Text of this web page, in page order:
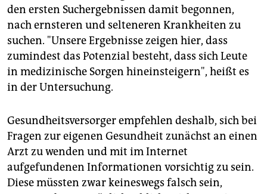
den ersten Suchergebnissen damit begonnen,
nach ernsteren und selteneren Krankheiten zu
suchen. "Unsere Ergebnisse zeigen hier, dass
zumindest das Potenzial besteht, dass sich Leute
in medizinische Sorgen hineinsteigern", heißt es
in der Untersuchung.
Gesundheitsversorger empfehlen deshalb, sich bei
Fragen zur eigenen Gesundheit zunächst an einen
Arzt zu wenden und mit im Internet
aufgefundenen Informationen vorsichtig zu sein.
Diese müssten zwar keineswegs falsch sein,